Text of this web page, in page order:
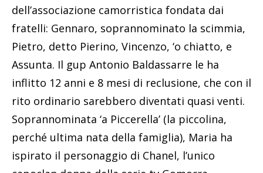
dell’associazione camorristica fondata dai
fratelli: Gennaro, soprannominato la scimmia,
Pietro, detto Pierino, Vincenzo, ‘o chiatto, e
Assunta. Il gup Antonio Baldassarre le ha
inflitto 12 anni e 8 mesi di reclusione, che con il
rito ordinario sarebbero diventati quasi venti.
Soprannominata ‘a Piccerella’ (la piccolina,
perché ultima nata della famiglia), Maria ha
ispirato il personaggio di Chanel, l’unico